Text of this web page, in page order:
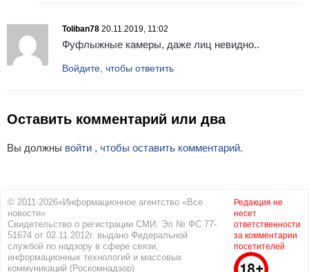
Toliban78 20.11.2019, 11:02
Фуфлыжные камеры, даже лиц невидно..
Войдите, чтобы ответить
Оставить комментарий или два
Вы должны войти , чтобы оставить комментарий.
© 2011-2026«Информационное агентство «Все
новости»
Свидетельство о регистрации СМИ: Эл № ФС 77-
51674 от 02.11.2012г. выдано Федеральной
службой по надзору в сфере связи,
информационных технологий и массовых
коммуникаций (Роскомнадзор)
Редакция не
несет
ответственности
за комментарии
посетителей